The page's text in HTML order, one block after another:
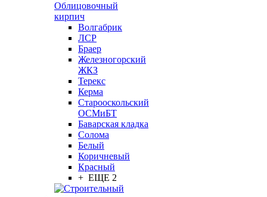
Облицовочный
кирпич
Волгабрик
ЛСР
Браер
Железногорский
ЖКЗ
Терекс
Керма
Старооскольский
ОСМиБТ
Баварская кладка
Солома
Белый
Коричневый
Красный
+ ЕЩЕ 2